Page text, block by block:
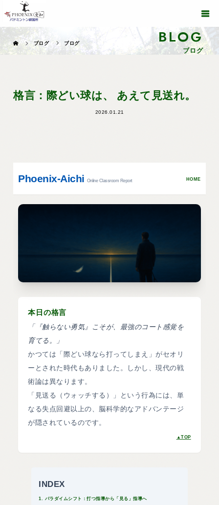
BLOG
ブログ
ブログ ブログ
格言：際どい球は、 あえて見送れ。
2026.01.21
Phoenix-Aichi Online Classroom Report HOME
2025.12.12 ONLINE REPORT
際どい球は、
あえて見送れ。
本日の格言
「『触らない勇気』こそが、最強のコート感覚を
育てる。」
かつては「際どい球なら打ってしまえ」がセオリ
ーとされた時代もありました。しかし、現代の戦
術論は異なります。
「見送る（ウォッチする）」という行為には、単
なる失点回避以上の、脳科学的なアドバンテージ
が隠されているのです。
▲TOP
INDEX
1. パラダイムシフト：打つ指導から「見る」指導へ